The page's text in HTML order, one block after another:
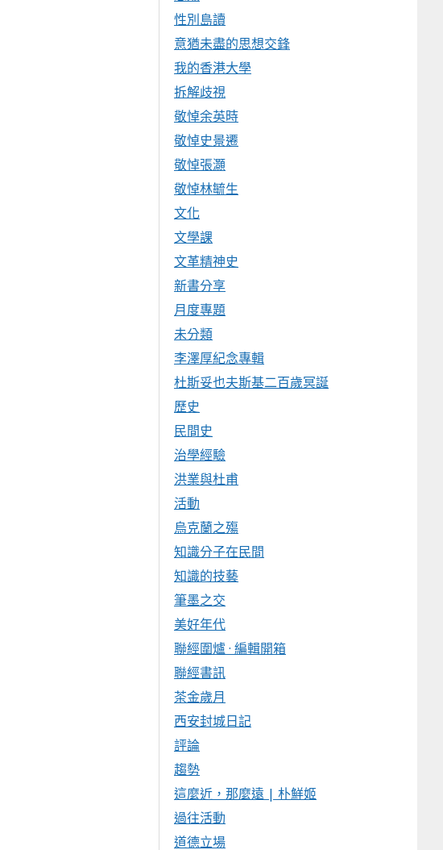
性別島讀
意猶未盡的思想交鋒
我的香港大學
拆解歧視
敬悼余英時
敬悼史景遷
敬悼張灝
敬悼林毓生
文化
文學課
文革精神史
新書分享
月度專題
未分類
李澤厚紀念專輯
杜斯妥也夫斯基二百歲冥誕
歷史
民間史
治學經驗
洪業與杜甫
活動
烏克蘭之殤
知識分子在民間
知識的技藝
筆墨之交
美好年代
聯經圍爐 · 編輯開箱
聯經書訊
茶金歲月
西安封城日記
評論
趨勢
這麼近，那麼遠 | 朴鮮姬
過往活動
道德立場